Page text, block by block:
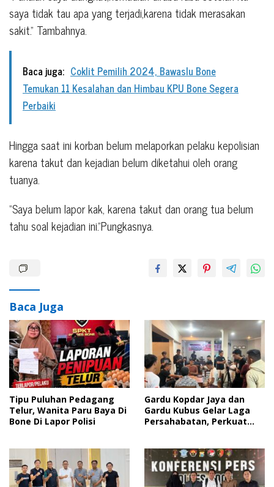
saya tidak tau apa yang terjadi,karena tidak merasakan
sakit.” Tambahnya.
Baca juga: Coklit Pemilih 2024, Bawaslu Bone
Temukan 11 Kesalahan dan Himbau KPU Bone Segera
Perbaiki
Hingga saat ini korban belum melaporkan pelaku kepolisian
karena takut dan kejadian belum diketahui oleh orang
tuanya.
“Saya belum lapor kak, karena takut dan orang tua belum
tahu soal kejadian ini.”Pungkasnya.
Baca Juga
Tipu Puluhan Pedagang
Telur, Wanita Paru Baya Di
Bone Di Lapor Polisi
Gardu Kopdar Jaya dan
Gardu Kubus Gelar Laga
Persahabatan, Perkuat